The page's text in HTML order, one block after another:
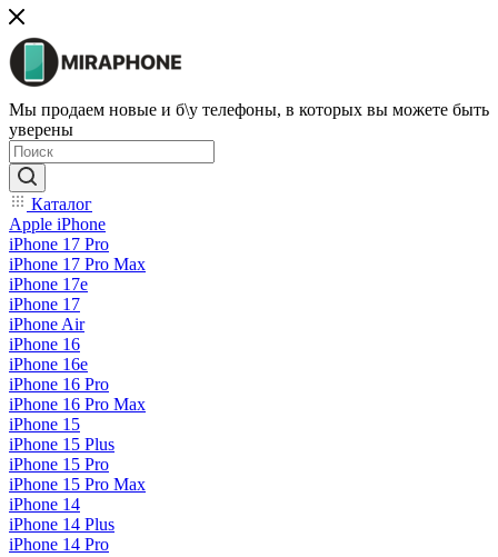
Мы продаем новые и б\у телефоны, в которых вы можете быть
уверены
Каталог
Apple iPhone
iPhone 17 Pro
iPhone 17 Pro Max
iPhone 17e
iPhone 17
iPhone Air
iPhone 16
iPhone 16e
iPhone 16 Pro
iPhone 16 Pro Max
iPhone 15
iPhone 15 Plus
iPhone 15 Pro
iPhone 15 Pro Max
iPhone 14
iPhone 14 Plus
iPhone 14 Pro